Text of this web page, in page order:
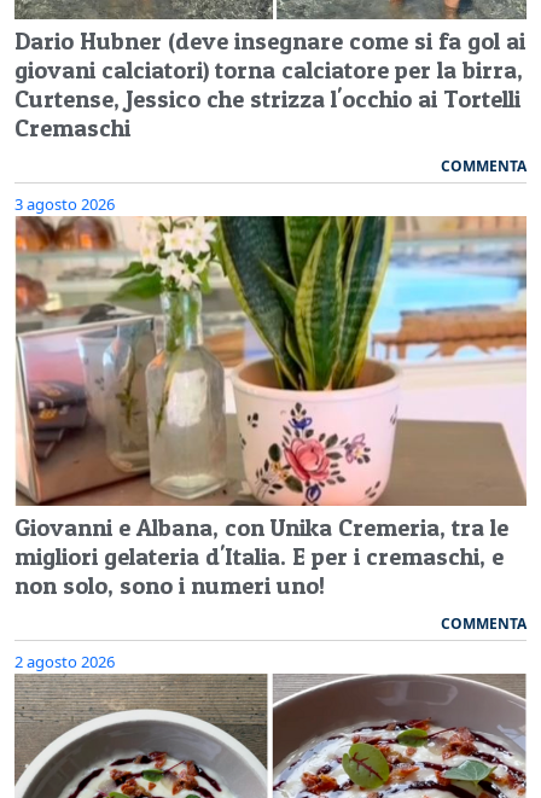
Dario Hubner (deve insegnare come si fa gol ai
giovani calciatori) torna calciatore per la birra,
Curtense, Jessico che strizza l'occhio ai Tortelli
Cremaschi
COMMENTA
3 agosto 2026
Giovanni e Albana, con Unika Cremeria, tra le
migliori gelateria d'Italia. E per i cremaschi, e
non solo, sono i numeri uno!
COMMENTA
2 agosto 2026